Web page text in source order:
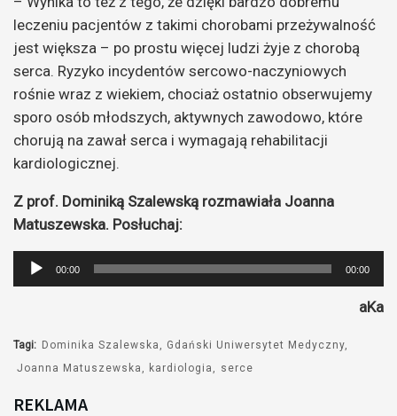
leczeniu pacjentów z takimi chorobami przeżywalność
jest większa – po prostu więcej ludzi żyje z chorobą
serca. Ryzyko incydentów sercowo-naczyniowych
rośnie wraz z wiekiem, chociaż ostatnio obserwujemy
sporo osób młodszych, aktywnych zawodowo, które
chorują na zawał serca i wymagają rehabilitacji
kardiologicznej.
Z prof. Dominiką Szalewską rozmawiała Joanna
Matuszewska. Posłuchaj:
Odtwarzacz
plików
00:00 00:00
aKa
Tagi: Dominika Szalewska
Gdański Uniwersytet Medyczny
Joanna Matuszewska
kardiologia serce
REKLAMA